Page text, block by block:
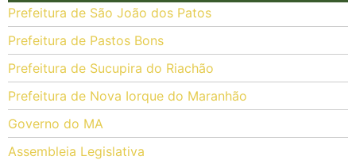
Prefeitura de São João dos Patos
Prefeitura de Pastos Bons
Prefeitura de Sucupira do Riachão
Prefeitura de Nova Iorque do Maranhão
Governo do MA
Assembleia Legislativa